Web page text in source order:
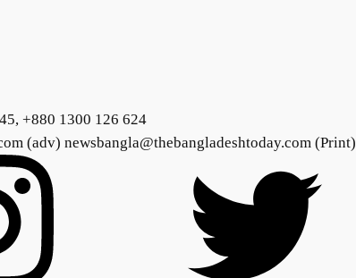
+880 1300 126 624
(adv) newsbangla@thebangladeshtoday.com (Print)